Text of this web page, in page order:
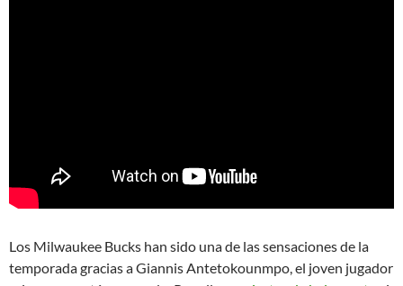
Los Milwaukee Bucks han sido una de las sensaciones de la
temporada gracias a Giannis Antetokounmpo, el joven jugador